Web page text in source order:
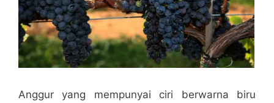
Anggur yang mempunyai ciri berwarna biru